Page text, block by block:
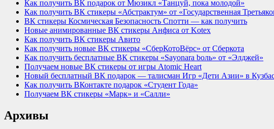
Как получить ВК подарок от Мюзикл «Танцуй, пока молодой»
Как получить ВК стикеры «Абстрактум» от «Государственная
ВК стикеры Космическая Безопасность Спотти — как получить
Новые анимированные ВК стикеры Анфиса от Kotex
Как получить ВК стикеры Авито
Как получить новые ВК стикеры «СберКотоВёрс» от Сберкота
Как получить бесплатные ВК стикеры «Sayonara bоль» от «Элджей»
Получаем новые ВК стикеры от игры Atomic Heart
Новый бесплатный ВК подарок — талисман Игр «Дети Азии» в
Как получить ВКонтакте подарок «Студент Года»
Получаем ВК стикеры «Марк» и «Салли»
Архивы